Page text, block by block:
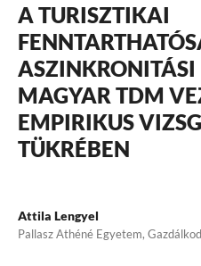
A TURISZTIKAI
MAGYAR TDM
EMPIRIKUS
TÜKRÉBEN
Attila Lengyel
Pallasz Athéné Egyetem,